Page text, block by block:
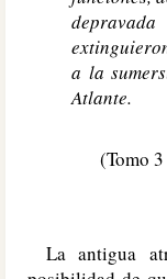
a la
Atlante.
(Tomo
La antigua